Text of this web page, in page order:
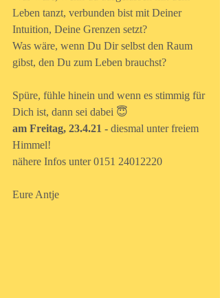
Leben tanzt, verbunden bist mit Deiner
Intuition, Deine Grenzen setzt?
Was wäre, wenn Du Dir selbst den Raum
gibst, den Du zum Leben brauchst?
Spüre, fühle hinein und wenn es stimmig für
Dich ist, dann sei dabei 😇
am Freitag, 23.4.21 - diesmal unter freiem
Himmel!
nähere Infos unter 0151 24012220
Eure Antje